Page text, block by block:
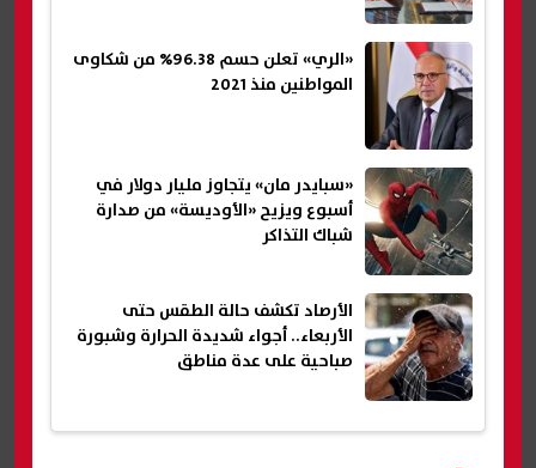
«الري» تعلن حسم 96.38% من شكاوى
المواطنين منذ 2021
«سبايدر مان» يتجاوز مليار دولار في
أسبوع ويزيح «الأوديسة» من صدارة
شباك التذاكر
الأرصاد تكشف حالة الطقس حتى
الأربعاء.. أجواء شديدة الحرارة وشبورة
صباحية على عدة مناطق